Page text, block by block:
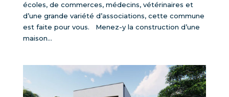
écoles, de commerces, médecins, vétérinaires et
d’une grande variété d’associations, cette commune
est faite pour vous. Menez-y la construction d’une
maison...